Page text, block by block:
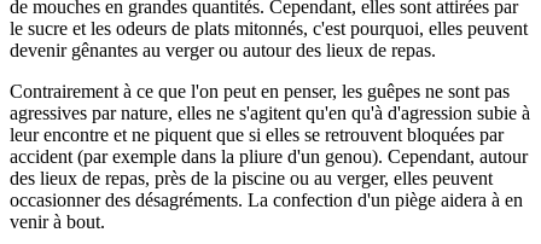
de mouches en grandes quantités. Cependant, elles sont attirées par
le sucre et les odeurs de plats mitonnés, c'est pourquoi, elles peuvent
devenir gênantes au verger ou autour des lieux de repas.
Contrairement à ce que l'on peut en penser, les guêpes ne sont pas
agressives par nature, elles ne s'agitent qu'en qu'à d'agression subie à
leur encontre et ne piquent que si elles se retrouvent bloquées par
accident (par exemple dans la pliure d'un genou). Cependant, autour
des lieux de repas, près de la piscine ou au verger, elles peuvent
occasionner des désagréments. La confection d'un piège aidera à en
venir à bout.